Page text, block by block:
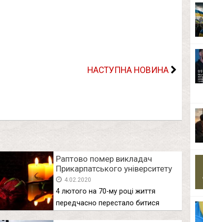
НАСТУПНА НОВИНА
Раптово помер викладач
Прикарпатського університету
4.02.2020
4 лютого на 70-му році життя
передчасно перестало битися